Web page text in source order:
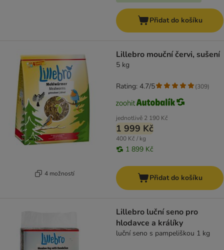
Přidat do košíku
4 možností
Lillebro mouční červi, sušení
5 kg
jednotlivě 2 190 Kč
1 999 Kč
400 Kč / kg
1 899 Kč
Rating: 4.7/5 (309)
Přidat do košíku
Lillebro luční seno pro
hlodavce a králíky
luční seno s pampeliškou 1 kg